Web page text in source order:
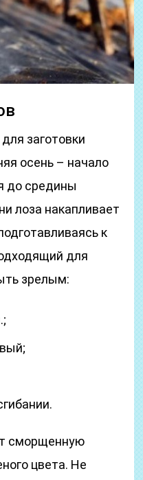
заготовки
осень – начало
до средины
лоза накапливает
к
для
зрелым:
сморщенную
цвета. Не